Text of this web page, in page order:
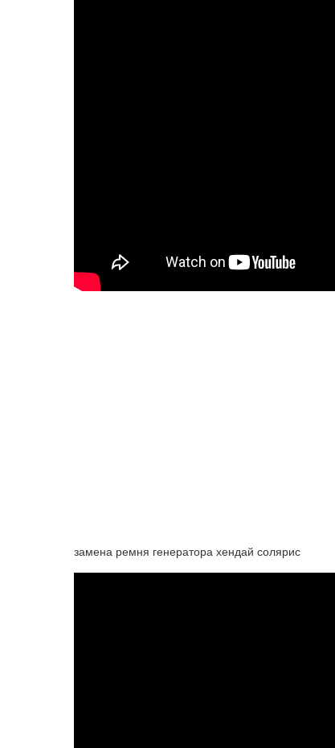
замена ремня генератора хендай солярис